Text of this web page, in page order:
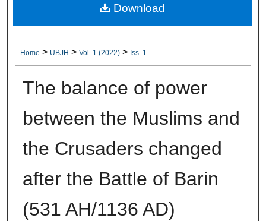
Digital Commons Network™
Home > UBJH > Vol. 1 (2022) > Iss. 1
The balance of power
between the Muslims and
the Crusaders changed
after the Battle of Barin
(531 AH/1136 AD)
Download